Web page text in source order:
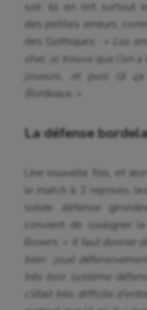
soir, ils en ont surtout
des petites erreurs,
des Gothiques : «
Les
cher, je trouve que l’on
joueurs, et puis là
Bordeaux. »
La défense
Une nouvelle fois, et
le match à 2 reprises,
solide défense
convient de souligner
Boxers: «
Il faut donner
bien joué
très bon système
c’était très difficile